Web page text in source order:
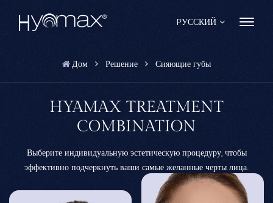
PУССКИЙ
Français
Español
Pусский
Português
Дом Решение Сияющие губы
HYAMAX TREATMENT
COMBINATION
Выберите индивидуальную эстетическую процедуру, чтобы
эффективно подчеркнуть ваши самые желанные черты лица.